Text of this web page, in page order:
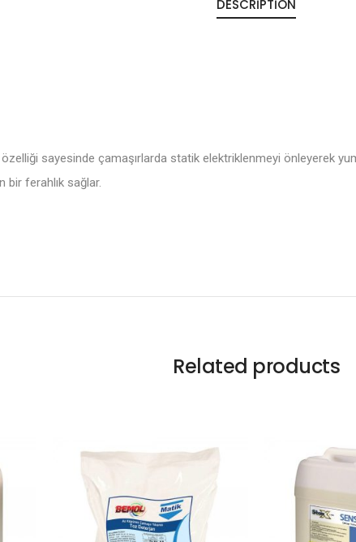
DESCRIPTION
sayesinde çamaşırlarda statik elektriklenmeyi önleyerek
ferahlık sağlar.
Related products